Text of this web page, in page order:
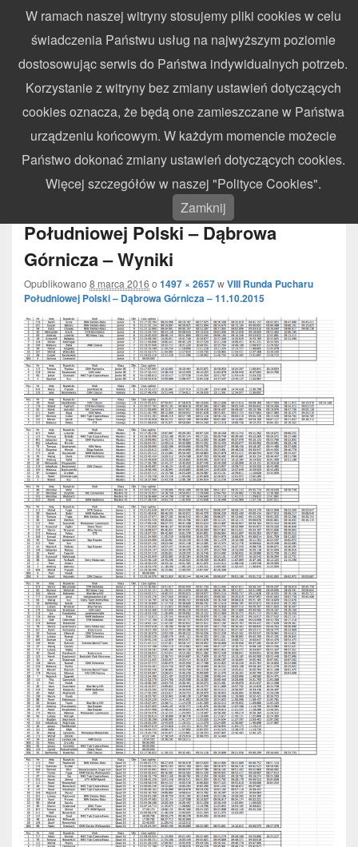
WynikiZawodow.pl
Profesjonalny elektroniczny pomiar czasu – chronometraż zawodów
sportowych
Search
for:
Search
Nawigacja
← Poprzedni
2015.10.11 – VIII Runda Pucharu
Południowej Polski – Dąbrowa
Górnicza – Wyniki
Opublikowano 8 marca 2016 o 1497 × 2657wVIII Runda Pucharu
Południowej Polski – Dąbrowa Górnicza – 11.10.2015
W ramach naszej witryny stosujemy pliki cookies w celu
świadczenia Państwu usług na najwyższym poziomie
dostosowując serwis do Państwa indywidualnych potrzeb.
Korzystanie z witryny bez zmiany ustawień dotyczących
cookies oznacza, że będą one zamieszczane w Państwa
urządzeniu końcowym. W każdym momencie możecie
Państwo dokonać zmiany ustawień dotyczących cookies.
Więcej szczegółów w naszej "Polityce Cookies".
Zamknij